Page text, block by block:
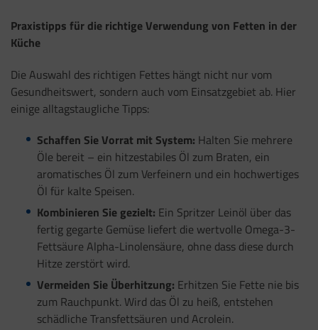
Praxistipps für die richtige Verwendung von Fetten in der
Küche
Die Auswahl des richtigen Fettes hängt nicht nur vom
Gesundheitswert, sondern auch vom Einsatzgebiet ab. Hier
einige alltagstaugliche Tipps:
Schaffen Sie Vorrat mit System: Halten Sie mehrere
Öle bereit – ein hitzestabiles Öl zum Braten, ein
aromatisches Öl zum Verfeinern und ein hochwertiges
Öl für kalte Speisen.
Kombinieren Sie gezielt: Ein Spritzer Leinöl über das
fertig gegarte Gemüse liefert die wertvolle Omega-3-
Fettsäure Alpha-Linolensäure, ohne dass diese durch
Hitze zerstört wird.
Vermeiden Sie Überhitzung: Erhitzen Sie Fette nie bis
zum Rauchpunkt. Wird das Öl zu heiß, entstehen
schädliche Transfettsäuren und Acrolein.